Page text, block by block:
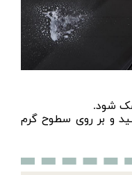
شود.
و بر روی سطوح گرم